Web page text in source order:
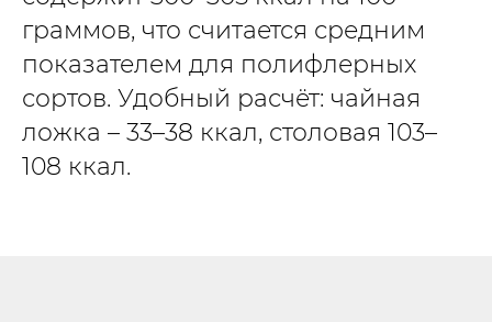
граммов, что считается средним
показателем для полифлерных
сортов. Удобный расчёт: чайная
ложка – 33–38 ккал, столовая 103–
108 ккал.